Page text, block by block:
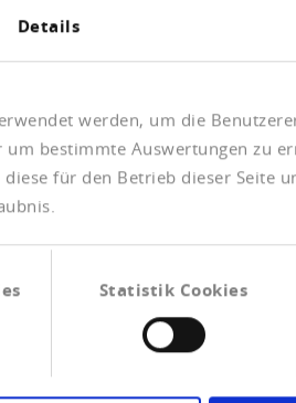
Details
werden, um die
bestimmte Auswertungen zu
für den Betrieb dieser Seite
Statistik Cookies